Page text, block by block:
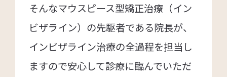
そんなマウスピース型矯正治療（イン
ビザライン）の先駆者である院長が、
インビザライン治療の全過程を担当し
ますので安心して診療に臨んでいただ